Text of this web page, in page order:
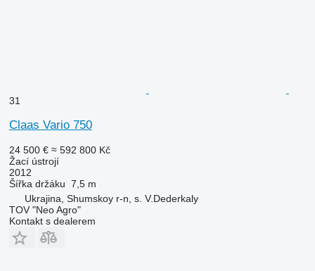
31
Claas Vario 750
24 500 € ≈ 592 800 Kč
Žací ústrojí
2012
Šířka držáku 7,5 m
Ukrajina, Shumskoy r-n, s. V.Dederkaly
TOV "Neo Agro"
Kontakt s dealerem